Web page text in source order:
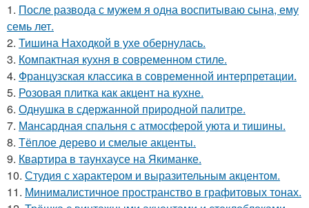
1. После развода с мужем я одна воспитываю сына, ему
семь лет.
2. Тишина Находкой в ухе обернулась.
3. Компактная кухня в современном стиле.
4. Французская классика в современной интерпретации.
5. Розовая плитка как акцент на кухне.
6. Однушка в сдержанной природной палитре.
7. Мансардная спальня с атмосферой уюта и тишины.
8. Тёплое дерево и смелые акценты.
9. Квартира в таунхаусе на Якиманке.
10. Студия с характером и выразительным акцентом.
11. Минималистичное пространство в графитовых тонах.